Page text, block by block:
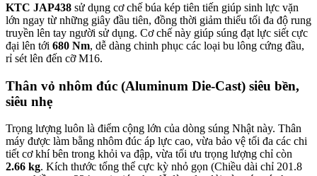
KTC JAP438 sử dụng cơ chế búa kép tiên tiến giúp sinh lực vặn
lớn ngay từ những giây đầu tiên, đồng thời giảm thiểu tối đa độ rung
truyền lên tay người sử dụng. Cơ chế này giúp súng đạt lực siết cực
đại lên tới 680 Nm, dễ dàng chinh phục các loại bu lông cứng đầu,
rỉ sét lên đến cỡ M16.
Thân vỏ nhôm đúc (Aluminum Die-Cast) siêu bền,
siêu nhẹ
Trọng lượng luôn là điểm cộng lớn của dòng súng Nhật này. Thân
máy được làm bằng nhôm đúc áp lực cao, vừa bảo vệ tối đa các chi
tiết cơ khí bên trong khỏi va đập, vừa tối ưu trọng lượng chỉ còn
2.66 kg. Kích thước tổng thể cực kỳ nhỏ gọn (Chiều dài chỉ 201.8